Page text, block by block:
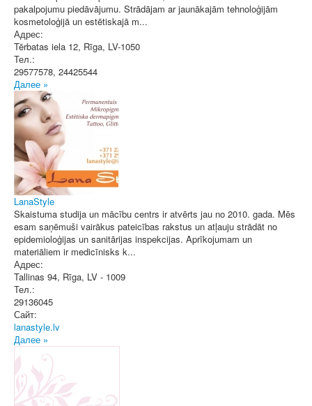
pakalpojumu piedāvājumu. Strādājam ar jaunākajām tehnoloģijām
kosmetoloģijā un estētiskajā m...
Адрес:
Tērbatas iela 12, Rīga, LV-1050
Тел.:
29577578, 24425544
Далее »
LanaStyle
Skaistuma studija un mācību centrs ir atvērts jau no 2010. gada. Mēs
esam saņēmuši vairākus pateicības rakstus un atļauju strādāt no
epidemioloģijas un sanitārijas inspekcijas. Aprīkojumam un
materiāliem ir medicīnisks k...
Адрес:
Tallinas 94, Rīga, LV - 1009
Тел.:
29136045
Сайт:
lanastyle.lv
Далее »